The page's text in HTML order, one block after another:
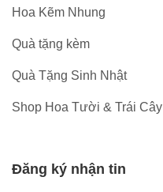
Hoa Kẽm Nhung
Quà tặng kèm
Quà Tặng Sinh Nhật
Shop Hoa Tười & Trái Cây
Đăng ký nhận tin